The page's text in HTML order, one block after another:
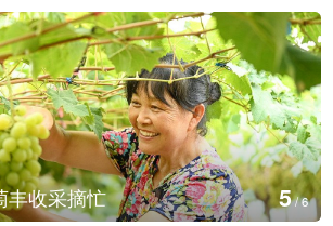
图集
湖北房县：路畅景美
6/6